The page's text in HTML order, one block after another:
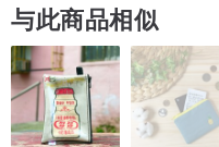
与此商品相似